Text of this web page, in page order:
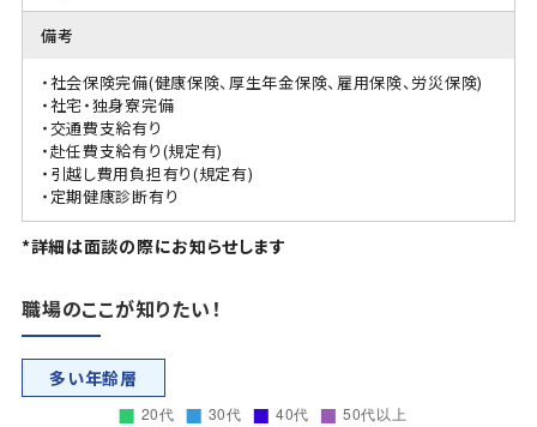
備考
・社会保険完備(健康保険、厚生年金保険、雇用保険、労災保険)
・社宅・独身寮完備
・交通費支給有り
・赴任費支給有り(規定有)
・引越し費用負担有り(規定有)
・定期健康診断有り
*詳細は面談の際にお知らせします
職場のここが知りたい！
多い年齢層